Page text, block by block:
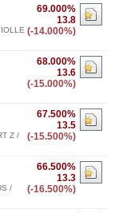
69.000%
13.8
(-14.000%)
68.000%
13.6
(-15.000%)
67.500%
13.5
(-15.500%)
Z /
66.500%
13.3
(-16.500%)
/